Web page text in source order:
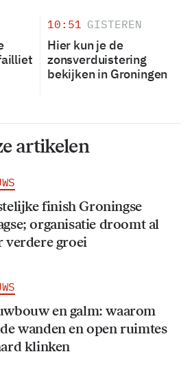
10:51 GISTEREN
Hier kun je de
zonsverduistering
bekijken in Groningen
artikelen
finish Groningse
organisatie droomt al
verdere groei
en galm: waarom
wanden en open ruimtes
klinken